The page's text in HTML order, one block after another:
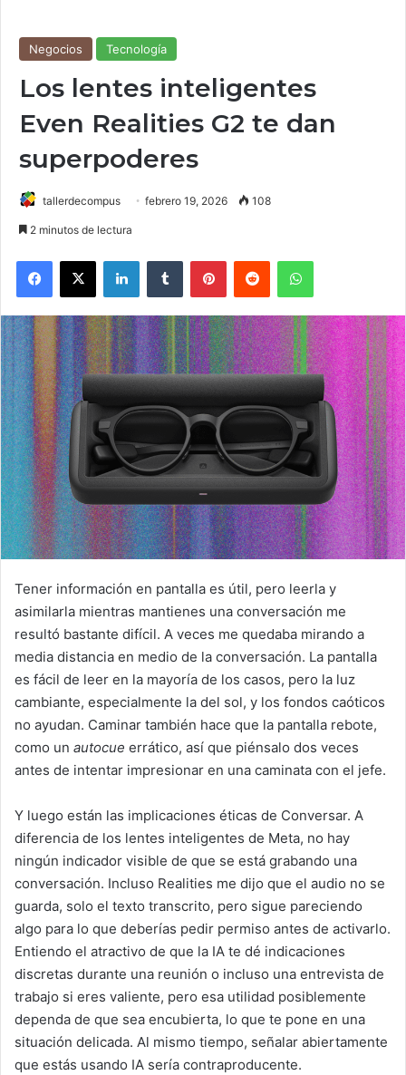
Negocios Tecnología
Los lentes inteligentes
Even Realities G2 te dan
superpoderes
tallerdecompus febrero 19, 2026 108
2 minutos de lectura
Tener información en pantalla es útil, pero leerla y
asimilarla mientras mantienes una conversación me
resultó bastante difícil. A veces me quedaba mirando a
media distancia en medio de la conversación. La pantalla
es fácil de leer en la mayoría de los casos, pero la luz
cambiante, especialmente la del sol, y los fondos caóticos
no ayudan. Caminar también hace que la pantalla rebote,
como un autocue errático, así que piénsalo dos veces
antes de intentar impresionar en una caminata con el jefe.
Y luego están las implicaciones éticas de Conversar. A
diferencia de los lentes inteligentes de Meta, no hay
ningún indicador visible de que se está grabando una
conversación. Incluso Realities me dijo que el audio no se
guarda, solo el texto transcrito, pero sigue pareciendo
algo para lo que deberías pedir permiso antes de activarlo.
Entiendo el atractivo de que la IA te dé indicaciones
discretas durante una reunión o incluso una entrevista de
trabajo si eres valiente, pero esa utilidad posiblemente
dependa de que sea encubierta, lo que te pone en una
situación delicada. Al mismo tiempo, señalar abiertamente
que estás usando IA sería contraproducente.